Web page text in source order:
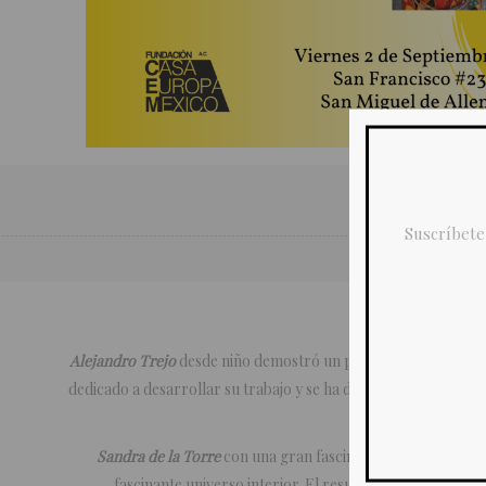
Alejandro Trejodesde niño demostró un particular interés por
dedicado a desarrollar su trabajo y se ha dado a conocer
Sandra de la Torrecon una gran fascinación por el